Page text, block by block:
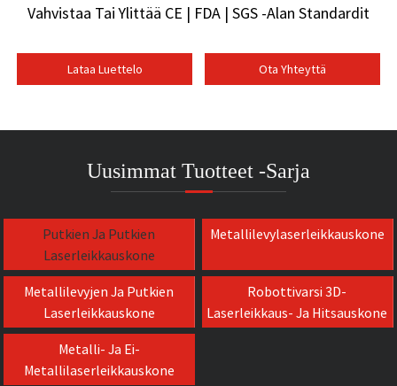
Vahvistaa Tai Ylittää CE | FDA | SGS -alan Standardit
Lataa Luettelo Ota Yhteyttä
Uusimmat Tuotteet -sarja
Putkien Ja Putkien
Laserleikkauskone
Metallilevylaserleikkauskone
Metallilevyjen Ja Putkien
Laserleikkauskone
Robottivarsi 3D-
Laserleikkaus- Ja Hitsauskone
Metalli- Ja Ei-
Metallilaserleikkauskone